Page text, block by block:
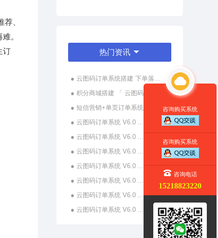
、
。
订
热门资讯
● 云图码订单系统搭建 下单落...
● 积分商城搭建 「 云图码 ...
● 短信营销+单页订单系统，让...
● 云图码订单系统 V6.0 ...
● 云图码订单系统 V6.0 ...
● 云图码订单系统 V6.0 ...
● 云图码订单系统 V6.0 ...
● 云图码订单系统 V6.0 ...
● 云图码订单系统 V6.0 ...
● 云图码订单系统 V6.0 ...
咨询购买系统
咨询购买系统
咨询电话
15218823220